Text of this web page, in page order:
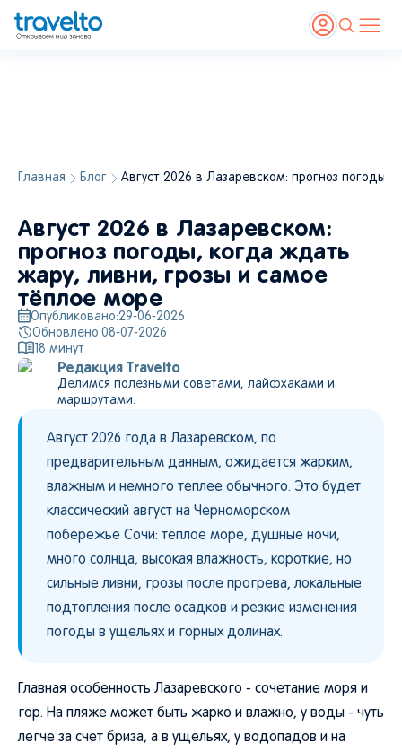
Главная Блог Август 2026 в Лазаревском: прогноз погоды,
Август 2026 в Лазаревском:
прогноз погоды, когда ждать
жару, ливни, грозы и самое
тёплое море
Опубликовано:29-06-2026
Обновлено:08-07-2026
18 минут
Редакция Travelto
Делимся полезными советами, лайфхаками и
маршрутами.
Август 2026 года в Лазаревском, по
предварительным данным, ожидается жарким,
влажным и немного теплее обычного. Это будет
классический август на Черноморском
побережье Сочи: тёплое море, душные ночи,
много солнца, высокая влажность, короткие, но
сильные ливни, грозы после прогрева, локальные
подтопления после осадков и резкие изменения
погоды в ущельях и горных долинах.
Главная особенность Лазаревского - сочетание моря и
гор. На пляже может быть жарко и влажно, у воды - чуть
легче за счет бриза, а в ущельях, у водопадов и на